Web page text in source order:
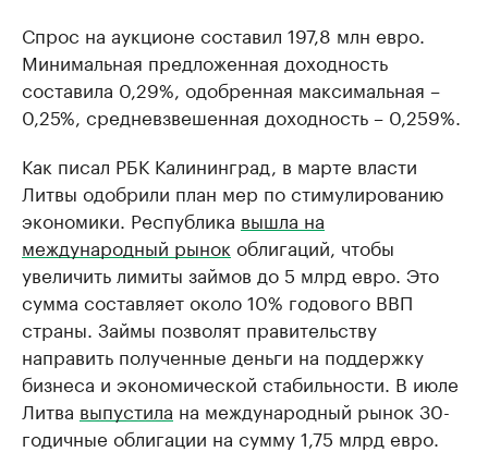
Спрос на аукционе составил 197,8 млн евро.
Минимальная предложенная доходность
составила 0,29%, одобренная максимальная –
0,25%, средневзвешенная доходность – 0,259%.
Как писал РБК Калининград, в марте власти
Литвы одобрили план мер по стимулированию
экономики. Республика вышла на
международный рынок облигаций, чтобы
увеличить лимиты займов до 5 млрд евро. Это
сумма составляет около 10% годового ВВП
страны. Займы позволят правительству
направить полученные деньги на поддержку
бизнеса и экономической стабильности. В июле
Литва выпустила на международный рынок 30-
годичные облигации на сумму 1,75 млрд евро.